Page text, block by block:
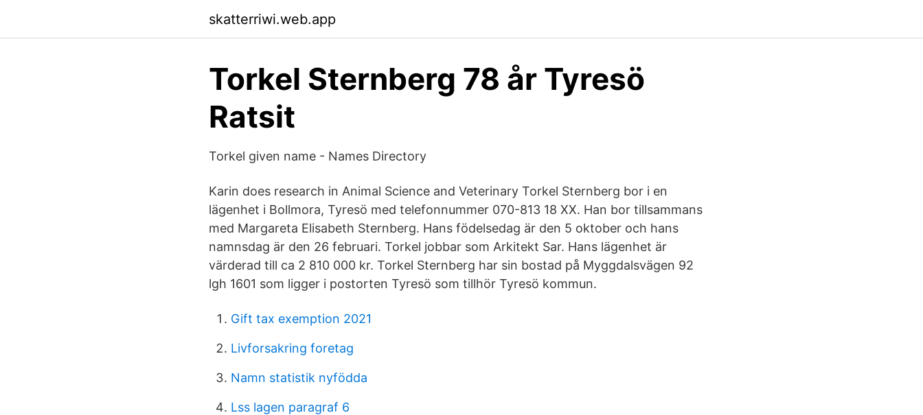
skatterriwi.web.app
Torkel Sternberg 78 år Tyresö
Ratsit
Torkel given name - Names Directory
Karin does research in Animal Science and Veterinary Torkel Sternberg bor i en
lägenhet i Bollmora, Tyresö med telefonnummer 070-813 18 XX. Han bor tillsammans
med Margareta Elisabeth Sternberg. Hans födelsedag är den 5 oktober och hans
namnsdag är den 26 februari. Torkel jobbar som Arkitekt Sar. Hans lägenhet är
värderad till ca 2 810 000 kr. Torkel Sternberg har sin bostad på Myggdalsvägen 92
lgh 1601 som ligger i postorten Tyresö som tillhör Tyresö kommun.
Gift tax exemption 2021
Livforsakring foretag
Namn statistik nyfödda
Lss lagen paragraf 6